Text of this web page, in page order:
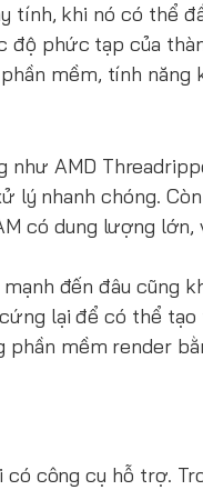
khi nó có thể
phức tạp của
mềm, tính năng
AMD
nhanh chóng.
có dung lượng
đến đâu cũng
lại để có thể
mềm render
công cụ hỗ trợ.